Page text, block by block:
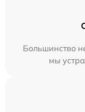
Большинство
мы